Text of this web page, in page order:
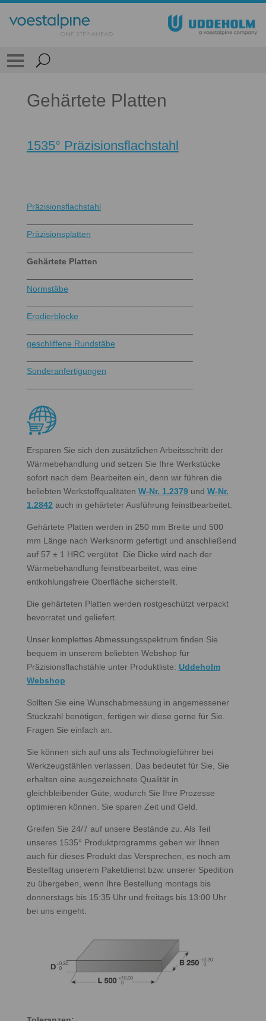
Gehärtete Platten
1535° Präzisionsflachstahl
Präzisionsflachstahl
Präzisionsplatten
Gehärtete Platten
Normstäbe
Erodierblöcke
geschliffene Rundstäbe
Sonderanfertigungen
Ersparen Sie sich den zusätzlichen Arbeitsschritt der
Wärmebehandlung und setzen Sie Ihre Werkstücke
sofort nach dem Bearbeiten ein, denn wir führen die
beliebten Werkstoffqualitäten W-Nr. 1.2379und W-Nr.
1.2842 auch in gehärteter Ausführung feinstbearbeitet.
Gehärtete Platten werden in 250 mm Breite und 500
mm Länge nach Werksnorm gefertigt und anschließend
auf 57 ± 1 HRC vergütet. Die Dicke wird nach der
Wärmebehandlung feinstbearbeitet, was eine
entkohlungsfreie Oberfläche sicherstellt.
Die gehärteten Platten werden rostgeschützt verpackt
bevorratet und geliefert.
Unser komplettes Abmessungsspektrum finden Sie
bequem in unserem beliebten Webshop für
Präzisionsflachstähle unter Produktliste: Uddeholm
Webshop
Sollten Sie eine Wunschabmessung in angemessener
Stückzahl benötigen, fertigen wir diese gerne für Sie.
Fragen Sie einfach an.
Sie können sich auf uns als Technologieführer bei
Werkzeugstählen verlassen. Das bedeutet für Sie, Sie
erhalten eine ausgezeichnete Qualität in
gleichbleibender Güte, wodurch Sie Ihre Prozesse
optimieren können. Sie sparen Zeit und Geld.
Greifen Sie 24/7 auf unsere Bestände zu. Als Teil
unseres 1535° Produktprogramms geben wir Ihnen
auch für dieses Produkt das Versprechen, es noch am
Bestelltag unserem Paketdienst bzw. unserer Spedition
zu übergeben, wenn Ihre Bestellung montags bis
donnerstags bis 15:35 Uhr und freitags bis 13:00 Uhr
bei uns eingeht.